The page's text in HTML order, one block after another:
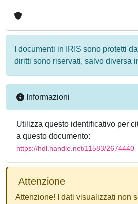
I documenti in IRIS sono protetti
diritti sono riservati, salvo diversa
Informazioni
Utilizza questo identificativo per
a questo documento:
https://hdl.handle.net/11583/2674440
Attenzione
Attenzione! I dati visualizzati non